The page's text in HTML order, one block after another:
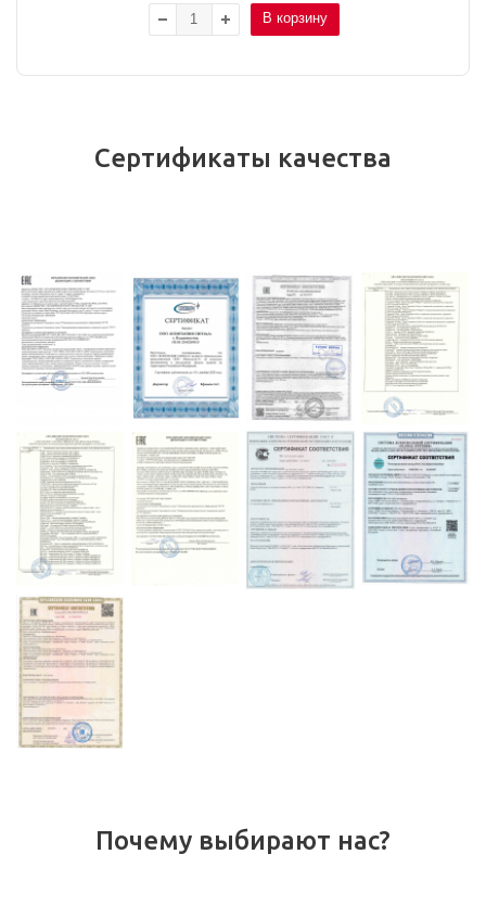
В корзину
Сертификаты качества
Почему выбирают нас?